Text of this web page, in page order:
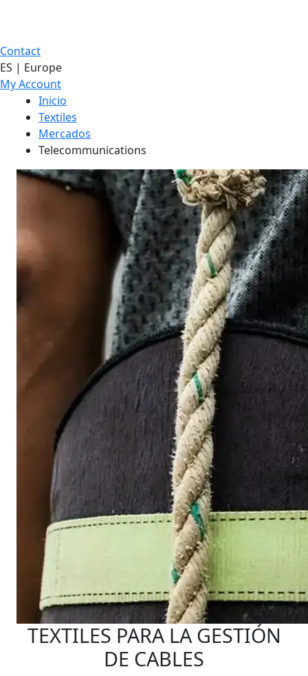
Contact
ES | Europe
My Account
Inicio
Textiles
Mercados
Telecommunications
TEXTILES PARA LA GESTIÓN
DE CABLES